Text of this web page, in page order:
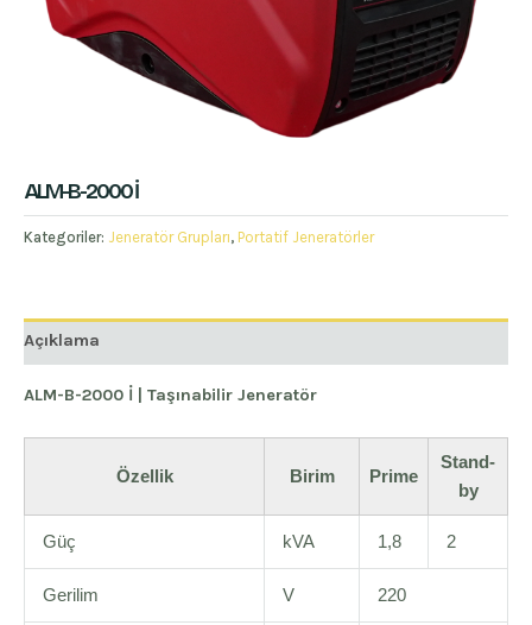
ALM-B-2000 İ
Kategoriler: Jeneratör Grupları, Portatif Jeneratörler
Açıklama
ALM-B-2000 İ | Taşınabilir Jeneratör
Özellik Birim Prime
Stand-
by
Güç kVA 1,8 2
Gerilim V 220